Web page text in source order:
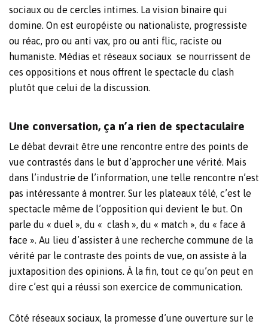
sociaux ou de cercles intimes. La vision binaire qui
domine. On est européiste ou nationaliste, progressiste
ou réac, pro ou anti vax, pro ou anti flic, raciste ou
humaniste. Médias et réseaux sociaux se nourrissent de
ces oppositions et nous offrent le spectacle du clash
plutôt que celui de la discussion.
Une conversation, ça n’a rien de spectaculaire
Le débat devrait être une rencontre entre des points de
vue contrastés dans le but d’approcher une vérité. Mais
dans l’industrie de l’information, une telle rencontre n’est
pas intéressante à montrer. Sur les plateaux télé, c’est le
spectacle même de l’opposition qui devient le but. On
parle du « duel », du « clash », du « match », du « face à
face ». Au lieu d’assister à une recherche commune de la
vérité par le contraste des points de vue, on assiste à la
juxtaposition des opinions. À la fin, tout ce qu’on peut en
dire c’est qui a réussi son exercice de communication.
Côté réseaux sociaux, la promesse d’une ouverture sur le